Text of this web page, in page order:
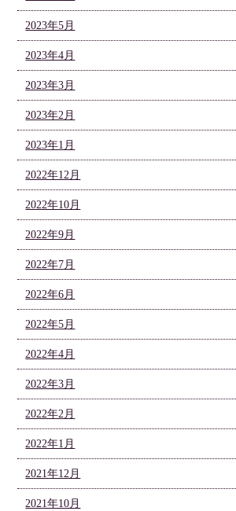
2023年5月
2023年4月
2023年3月
2023年2月
2023年1月
2022年12月
2022年10月
2022年9月
2022年7月
2022年6月
2022年5月
2022年4月
2022年3月
2022年2月
2022年1月
2021年12月
2021年10月